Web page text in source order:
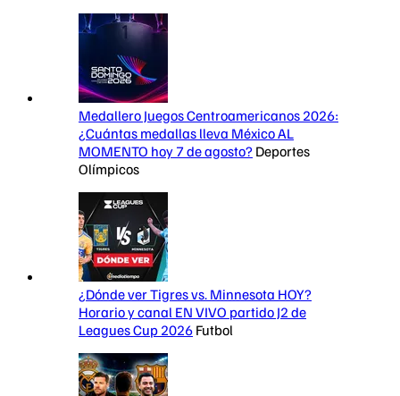
Medallero Juegos Centroamericanos 2026:
¿Cuántas medallas lleva México AL
MOMENTO hoy 7 de agosto? Deportes
Olímpicos
¿Dónde ver Tigres vs. Minnesota HOY?
Horario y canal EN VIVO partido J2 de
Leagues Cup 2026 Futbol